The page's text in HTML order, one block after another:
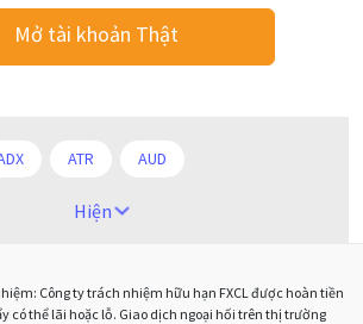
Mở tài khoản Thật
ATR AUD
Android
lương phi nông nghiệp CAD
Hiện
Công ty trách nhiệm hữu hạn FXCL được hoàn tiền
có thể lãi hoặc lỗ. Giao dịch ngoại hối trên thị trường